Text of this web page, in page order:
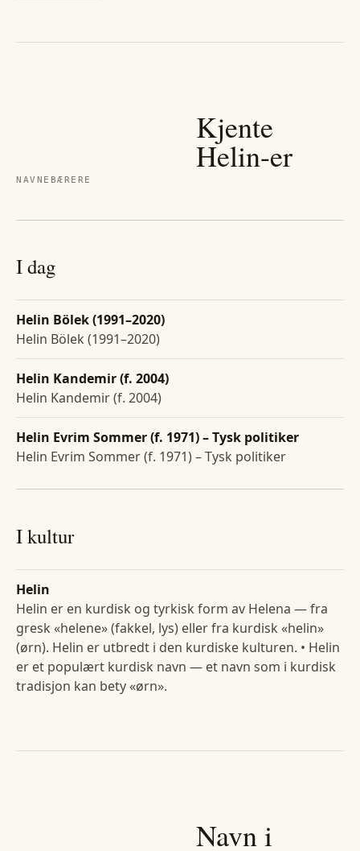
NAVNEBÆRERE
Kjente
Helin-er
I dag
Helin Bölek (1991–2020)
Helin Bölek (1991–2020)
Helin Kandemir (f. 2004)
Helin Kandemir (f. 2004)
Helin Evrim Sommer (f. 1971) – Tysk politiker
Helin Evrim Sommer (f. 1971) – Tysk politiker
I kultur
Helin
Helin er en kurdisk og tyrkisk form av Helena — fra
gresk «helene» (fakkel, lys) eller fra kurdisk «helin»
(ørn). Helin er utbredt i den kurdiske kulturen. • Helin
er et populært kurdisk navn — et navn som i kurdisk
tradisjon kan bety «ørn».
Navn i